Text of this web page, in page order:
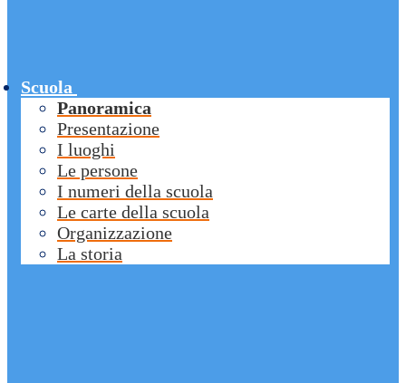
Scuola
Panoramica
Presentazione
I luoghi
Le persone
I numeri della scuola
Le carte della scuola
Organizzazione
La storia